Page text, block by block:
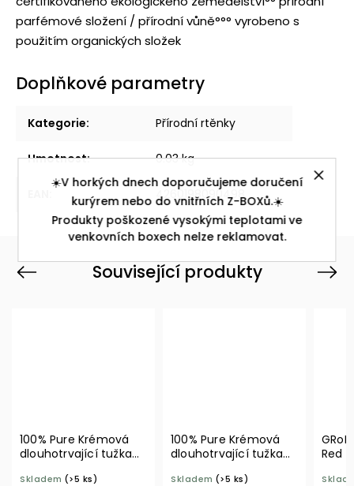
☀️V horkých dnech doporučujeme doručení
kurýrem nebo do vnitřních Z-BOXů.☀️
Produkty poškozené vysokými teplotami ve
venkovních boxech nelze reklamovat.
parfémové složení / přírodní vůně°°° vyrobeno s
použitím organických složek
Doplňkové parametry
Kategorie: Přírodní rtěnky
Hmotnost: 0.03 kg
4260198090498
Související produkty
Previous
100% Pure Krémová
dlouhotrvající tužka
Skladem (>5 ks)
100% Pure Krémová
dlouhotrvající tužka
Skladem (>5 ks)
Red
Next